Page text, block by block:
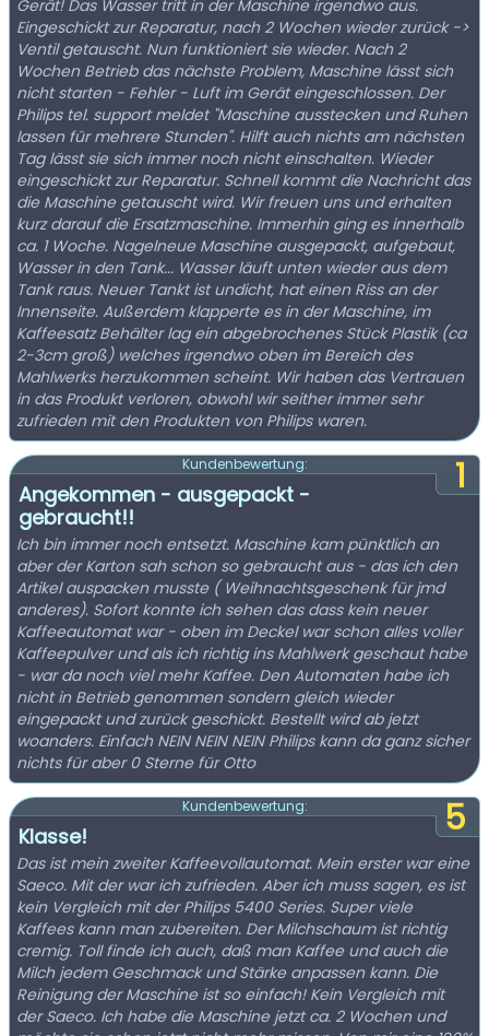
Gerät! Das Wasser tritt in der Maschine irgendwo aus.
Eingeschickt zur Reparatur, nach 2 Wochen wieder zurück ->
Ventil getauscht. Nun funktioniert sie wieder. Nach 2
Wochen Betrieb das nächste Problem, Maschine lässt sich
nicht starten - Fehler - Luft im Gerät eingeschlossen. Der
Philips tel. support meldet "Maschine ausstecken und Ruhen
lassen für mehrere Stunden". Hilft auch nichts am nächsten
Tag lässt sie sich immer noch nicht einschalten. Wieder
eingeschickt zur Reparatur. Schnell kommt die Nachricht das
die Maschine getauscht wird. Wir freuen uns und erhalten
kurz darauf die Ersatzmaschine. Immerhin ging es innerhalb
ca. 1 Woche. Nagelneue Maschine ausgepackt, aufgebaut,
Wasser in den Tank... Wasser läuft unten wieder aus dem
Tank raus. Neuer Tankt ist undicht, hat einen Riss an der
Innenseite. Außerdem klapperte es in der Maschine, im
Kaffeesatz Behälter lag ein abgebrochenes Stück Plastik (ca
2-3cm groß) welches irgendwo oben im Bereich des
Mahlwerks herzukommen scheint. Wir haben das Vertrauen
in das Produkt verloren, obwohl wir seither immer sehr
zufrieden mit den Produkten von Philips waren.
1
Kundenbewertung:
Angekommen - ausgepackt -
gebraucht!!
Ich bin immer noch entsetzt. Maschine kam pünktlich an
aber der Karton sah schon so gebraucht aus - das ich den
Artikel auspacken musste ( Weihnachtsgeschenk für jmd
anderes). Sofort konnte ich sehen das dass kein neuer
Kaffeeautomat war - oben im Deckel war schon alles voller
Kaffeepulver und als ich richtig ins Mahlwerk geschaut habe
- war da noch viel mehr Kaffee. Den Automaten habe ich
nicht in Betrieb genommen sondern gleich wieder
eingepackt und zurück geschickt. Bestellt wird ab jetzt
woanders. Einfach NEIN NEIN NEIN Philips kann da ganz sicher
nichts für aber 0 Sterne für Otto
5
Kundenbewertung:
Klasse!
Das ist mein zweiter Kaffeevollautomat. Mein erster war eine
Saeco. Mit der war ich zufrieden. Aber ich muss sagen, es ist
kein Vergleich mit der Philips 5400 Series. Super viele
Kaffees kann man zubereiten. Der Milchschaum ist richtig
cremig. Toll finde ich auch, daß man Kaffee und auch die
Milch jedem Geschmack und Stärke anpassen kann. Die
Reinigung der Maschine ist so einfach! Kein Vergleich mit
der Saeco. Ich habe die Maschine jetzt ca. 2 Wochen und